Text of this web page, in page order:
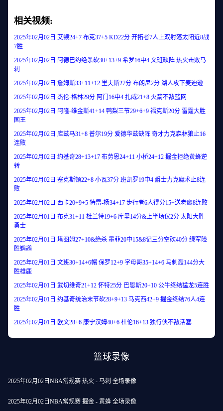
相关视频:
2025年02月02日 艾顿24+7 布克37+5 KD22分 开拓者7人上双射落太阳近8战
7胜
2025年02月02日 阿德巴约绝杀砍30+13+9 希罗16中4 文班缺阵 热火击败马
刺
2025年02月02日 詹姆斯33+11+12 里夫斯27分 布朗尼2分 湖人攻下麦迪逊
2025年02月02日 杰伦-格林29分 阿门16中4 扎威21+8 火箭不敌篮网
2025年02月02日 阿隆-维金斯41+14 鸭梨三节29+6+9 福克斯20分 雷霆大胜
国王
2025年02月02日 库兹马31+8 普尔19分 爱德华兹缺阵 奇才力克森林狼止16
连败
2025年02月02日 约基奇28+13+17 布劳恩24+11 小桥24+12 掘金拒绝黄蜂逆
转
2025年02月02日 塞克斯顿22+8 小瓦37分 班凯罗19中4 爵士力克魔术止8连
败
2025年02月02日 西卡20+9+5 特雷-杨34+17 步行者6人得分15+送老鹰8连败
2025年02月01日 布克31+11 杜兰特19+6 库里14分&上半场仅2分 太阳大胜
勇士
2025年02月01日 塔图姆27+10&绝杀 墨菲20中15&8记三分空砍40分 绿军险
胜鹈鹕
2025年02月01日 文班30+14+6帽 保罗12+9 字母哥35+14+6 马刺轰144分大
胜雄鹿
2025年02月01日 武切维奇21+12 怀特25分 巴恩斯20+10 公牛终结猛龙5连胜
2025年02月01日 约基奇统治末节砍28+9+13 马克西42+9 掘金终结76人4连
胜
2025年02月01日 欧文28+6 康宁汉姆40+6 杜伦16+13 独行侠不敌活塞
篮球录像
2025年02月02日NBA常规赛 热火 - 马刺 全场录像
2025年02月02日NBA常规赛 掘金 - 黄蜂 全场录像